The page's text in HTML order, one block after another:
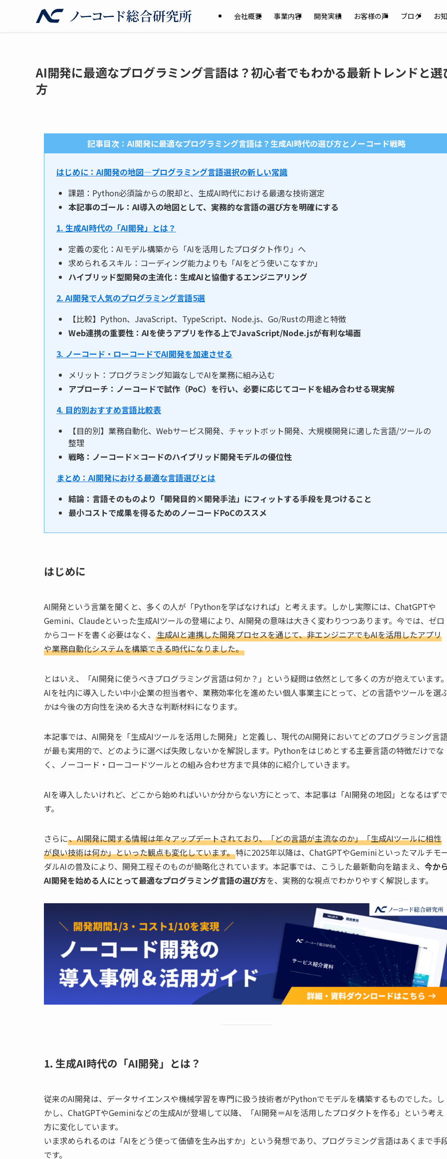
会社概要 事業内容 開発実績 お客様の声 ブログ お
AI開発に最適なプログラミング言語は？初心者でもわかる最新トレンドと選
方
記事目次：AI開発に最適なプログラミング言語は？生成AI時代の選び方とノーコード戦略
はじめに：AI開発の地図—プログラミング言語選択の新しい常識
課題：Python必須論からの脱却と、生成AI時代における最適な技術選定
本記事のゴール：AI導入の地図として、実務的な言語の選び方を明確にする
1. 生成AI時代の「AI開発」とは？
定義の変化：AIモデル構築から「AIを活用したプロダクト作り」へ
求められるスキル：コーディング能力よりも「AIをどう使いこなすか」
ハイブリッド型開発の主流化：生成AIと協働するエンジニアリング
2. AI開発で人気のプログラミング言語5選
【比較】Python、JavaScript、TypeScript、Node.js、Go/Rustの用途と特徴
Web連携の重要性：AIを使うアプリを作る上でJavaScript/Node.jsが有利な場面
3. ノーコード・ローコードでAI開発を加速させる
メリット：プログラミング知識なしでAIを業務に組み込む
アプローチ：ノーコードで試作（PoC）を行い、必要に応じてコードを組み合わせる現実解
4. 目的別おすすめ言語比較表
【目的別】業務自動化、Webサービス開発、チャットボット開発、大規模開発に適した言語/ツールの
整理
戦略：ノーコード×コードのハイブリッド開発モデルの優位性
まとめ：AI開発における最適な言語選びとは
結論：言語そのものより「開発目的×開発手法」にフィットする手段を見つけること
最小コストで成果を得るためのノーコードPoCのススメ
はじめに
AI開発という言葉を聞くと、多くの人が「Pythonを学ばなければ」と考えます。しかし実際には、ChatGPTや
Gemini、Claudeといった生成AIツールの登場により、AI開発の意味は大きく変わりつつあります。今では、ゼロ
からコードを書く必要はなく、 生成AIと連携した開発プロセスを通じて、非エンジニアでもAIを活用したアプリ
や業務自動化システムを構築できる時代になりました。
とはいえ、「AI開発に使うべきプログラミング言語は何か？」という疑問は依然として多くの方が抱えています
AIを社内に導入したい中小企業の担当者や、業務効率化を進めたい個人事業主にとって、どの言語やツールを選
かは今後の方向性を決める大きな判断材料になります。
本記事では、AI開発を「生成AIツールを活用した開発」と定義し、現代のAI開発においてどのプログラミング言
が最も実用的で、どのように選べば失敗しないかを解説します。Pythonをはじめとする主要言語の特徴だけでな
く、ノーコード・ローコードツールとの組み合わせ方まで具体的に紹介していきます。
AIを導入したいけれど、どこから始めればいいか分からない方にとって、本記事は「AI開発の地図」となるはずで
す。
さらに、AI開発に関する情報は年々アップデートされており、「どの言語が主流なのか」「生成AIツールに相性
が良い技術は何か」といった観点も変化しています。特に2025年以降は、ChatGPTやGeminiといったマルチモ
ダルAIの普及により、開発工程そのものが簡略化されています。本記事では、こうした最新動向を踏まえ、 今か
AI開発を始める人にとって最適なプログラミング言語の選び方を、実務的な視点でわかりやすく解説します。
1. 生成AI時代の「AI開発」とは？
従来のAI開発は、データサイエンスや機械学習を専門に扱う技術者がPythonでモデルを構築するものでした。し
かし、ChatGPTやGeminiなどの生成AIが登場して以降、「AI開発＝AIを活用したプロダクトを作る」という考え
方に変化しています。
いま求められるのは「AIをどう使って価値を生み出すか」という発想であり、プログラミング言語はあくまで手
です。